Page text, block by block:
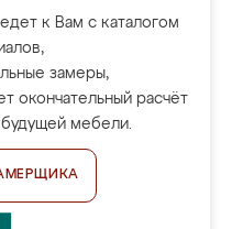
к Вам с каталогом
замеры,
окончательный расчёт
мебели.